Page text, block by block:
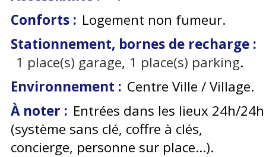
Conforts : Logement non fumeur
Stationnement, bornes de recharge :
1 place(s) garage 1 place(s) parking
Environnement : Centre Ville / Village
À noter : Entrées dans les lieux 24h/24h
(système sans clé, coffre à clés,
concierge, personne sur place...)